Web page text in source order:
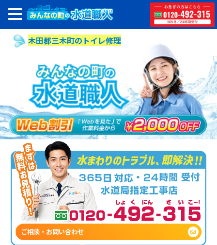
木田郡三木町のトイレ修理
ご相談・お問い合わせ